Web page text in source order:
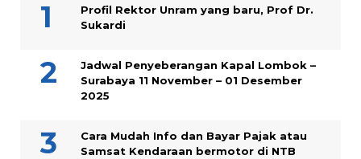
Profil Rektor Unram yang baru, Prof Dr.
Sukardi
Jadwal Penyeberangan Kapal Lombok –
Surabaya 11 November – 01 Desember
2025
Cara Mudah Info dan Bayar Pajak atau
Samsat Kendaraan bermotor di NTB